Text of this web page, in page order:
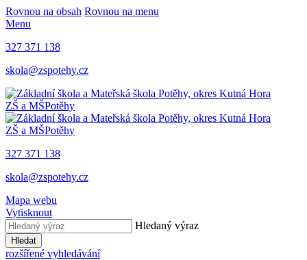
Rovnou na obsah Rovnou na menu
Menu
327 371 138
skola@zspotehy.cz
ZŠ a MŠPotěhy
ZŠ a MŠPotěhy
327 371 138
skola@zspotehy.cz
Mapa webu
Vytisknout
Hledaný výraz
Hledat
rozšířené vyhledávání